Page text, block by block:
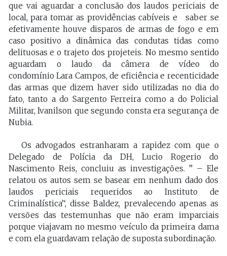
que vai aguardar a conclusão dos laudos periciais de
local, para tomar as providências cabíveis e saber se
efetivamente houve disparos de armas de fogo e em
caso positivo a dinâmica das condutas tidas como
delituosas e o trajeto dos projeteis. No mesmo sentido
aguardam o laudo da câmera de vídeo do
condomínio Lara Campos, de eficiência e recenticidade
das armas que dizem haver sido utilizadas no dia do
fato, tanto a do Sargento Ferreira como a do Policial
Militar, Ivanilson que segundo consta era segurança de
Nubia.
Os advogados estranharam a rapidez com que o
Delegado de Polícia da DH, Lucio Rogerio do
Nascimento Reis, concluiu as investigações. ” – Ele
relatou os autos sem se basear em nenhum dado dos
laudos periciais requeridos ao Instituto de
Criminalística’‘, disse Baldez, prevalecendo apenas as
versões das testemunhas que não eram imparciais
porque viajavam no mesmo veículo da primeira dama
e com ela guardavam relação de suposta subordinação.